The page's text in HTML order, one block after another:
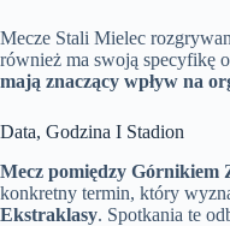
Mecze Stali Mielec
również ma swoją specyfikę
mają znaczący wpływ na
Data, Godzina I Stadion
Mecz pomiędzy Górnikiem
konkretny termin, który
Ekstraklasy. Spotkania te